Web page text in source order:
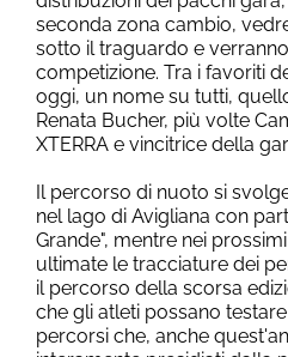
seconda zona cambio,
sotto il traguardo e
competizione. Tra i favoriti
oggi, un nome su tutti,
Renata Bucher, più volte
XTERRA e vincitrice della
Il percorso di nuoto si
nel lago di Avigliana con
Grande", mentre nei
ultimate le tracciature dei
il percorso della scorsa
che gli atleti possano
percorsi che, anche